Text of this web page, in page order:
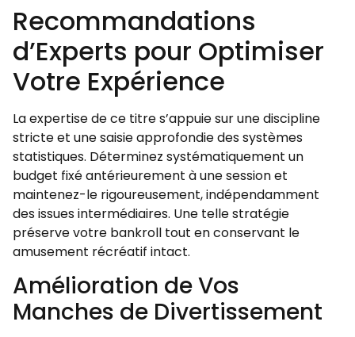
Recommandations
d’Experts pour Optimiser
Votre Expérience
La expertise de ce titre s’appuie sur une discipline
stricte et une saisie approfondie des systèmes
statistiques. Déterminez systématiquement un
budget fixé antérieurement à une session et
maintenez-le rigoureusement, indépendamment
des issues intermédiaires. Une telle stratégie
préserve votre bankroll tout en conservant le
amusement récréatif intact.
Amélioration de Vos
Manches de Divertissement